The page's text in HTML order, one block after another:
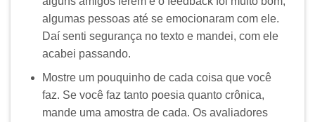
algumas pessoas até se emocionaram com ele.
Daí senti segurança no texto e mandei, com ele
acabei passando.
Mostre um pouquinho de cada coisa que você
faz. Se você faz tanto poesia quanto crônica,
mande uma amostra de cada. Os avaliadores